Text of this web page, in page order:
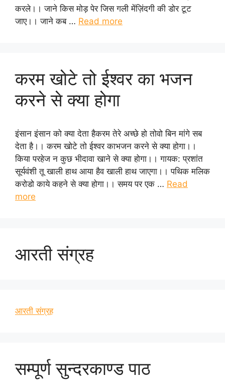
करले।। जाने किस मोड़ पेर जिस गली मेंज़िंदगी की डोर टूट
जाए।। जाने कब … Read more
करम खोटे तो ईश्वर का भजन
करने से क्या होगा
इंसान इंसान को क्या देता हैकरम तेरे अच्छे हो तोवो बिन मांगे सब
देता है।। करम खोटे तो ईश्वर काभजन करने से क्या होगा।।
किया परहेज न कुछ भीदावा खाने से क्या होगा।। गायक: प्रशांत
सूर्यवंशी तू खाली हाथ आया हैव खाली हाथ जाएगा।। पथिक मलिक
करोडो काये कहने से क्या होगा।। समय पर एक … Read
more
आरती संग्रह
आरती संग्रह
सम्पूर्ण सुन्दरकाण्ड पाठ